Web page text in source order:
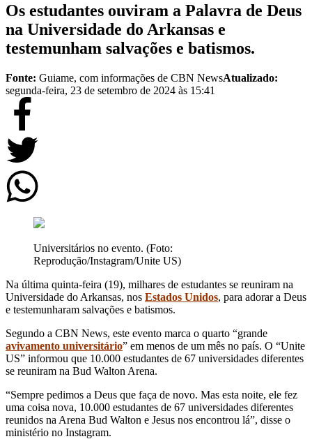
Os estudantes ouviram a Palavra de Deus
na Universidade do Arkansas e
testemunham salvações e batismos.
Fonte: Guiame, com informações de CBN NewsAtualizado:
segunda-feira, 23 de setembro de 2024 às 15:41
Universitários no evento. (Foto:
Reprodução/Instagram/Unite US)
Na última quinta-feira (19), milhares de estudantes se reuniram na
Universidade do Arkansas, nos Estados Unidos, para adorar a Deus
e testemunharam salvações e batismos.
Segundo a CBN News, este evento marca o quarto “grande
avivamento universitário” em menos de um mês no país. O “Unite
US” informou que 10.000 estudantes de 67 universidades diferentes
se reuniram na Bud Walton Arena.
“Sempre pedimos a Deus que faça de novo. Mas esta noite, ele fez
uma coisa nova, 10.000 estudantes de 67 universidades diferentes
reunidos na Arena Bud Walton e Jesus nos encontrou lá”, disse o
ministério no Instagram.